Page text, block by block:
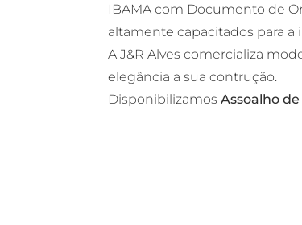
IBAMA com Documento de
altamente capacitados para a
A J&R Alves comercializa
elegância a sua contrução.
DisponibilizamosAssoalho